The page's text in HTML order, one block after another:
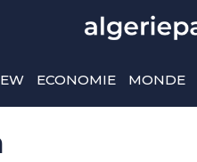
ECONOMIE MONDE